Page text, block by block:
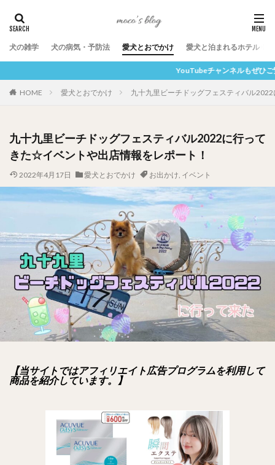
犬の雑学 犬の病気・予防法 愛犬とおでかけ 愛犬と泊まれるホテル
YouTubeチャンネルもぜひご覧ください！ここをクリック！
HOME 愛犬とおでかけ 九十九里ビーチドッグフェスティバル
九十九里ビーチドッグフェスティバル2022に行って
きた☆イベントや出店情報をレポート！
2022年4月17日 愛犬とおでかけ お出かけ, イベント
【当サイトではアフィリエイト広告プログラムを利用して
商品を紹介しています。】